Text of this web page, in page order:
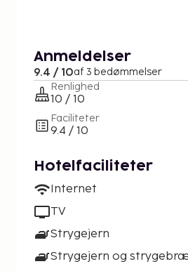
Anmeldelser
9.4 / 10af 3 bedømmelser
Renlighed
10 / 10
Faciliteter
9.4 / 10
Hotelfaciliteter
Internet
TV
Strygejern
Strygejern og